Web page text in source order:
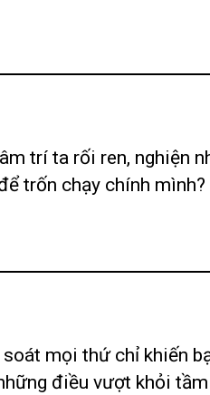
trí ta rối ren, nghiện
trốn chạy chính
mọi thứ chỉ khiến
điều vượt khỏi